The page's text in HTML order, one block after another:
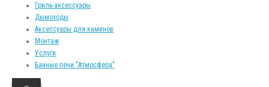
Гриль-аксессуары
Дымоходы
Аксессуары для каминов
Монтаж
Услуги
Банные печи "Атмосфера"